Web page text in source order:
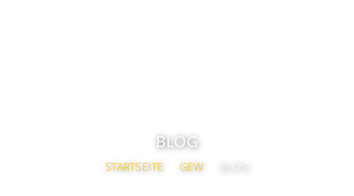
BLOG
STARTSEITE GEW BLOG